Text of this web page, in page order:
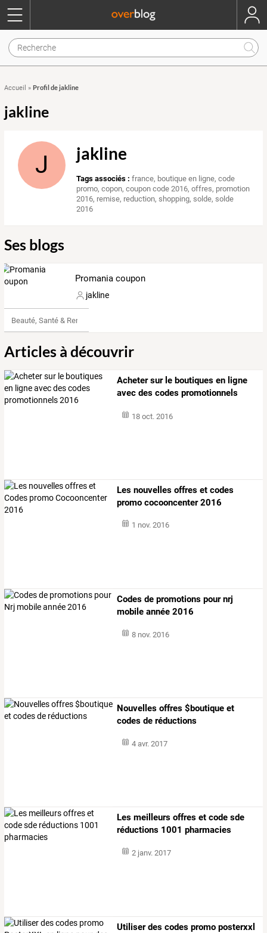
Accueil » Profil de jakline
jakline
J jakline
Tags associés : france, boutique en ligne,code
promo,copon,coupon code 2016,offres, promotion
2016, remise, reduction,shopping,solde,solde
2016
Ses blogs
Promania coupon
jakline
Beauté, Santé & Remise en forme
Articles à découvrir
Acheter sur le boutiques en ligne
avec des codes promotionnels
18 oct. 2016
Les nouvelles offres et codes
promo cocooncenter 2016
1 nov. 2016
Codes de promotions pour nrj
mobile année 2016
8 nov. 2016
Nouvelles offres $boutique et
codes de réductions
4 avr. 2017
Les meilleurs offres et code sde
réductions 1001 pharmacies
2 janv. 2017
Utiliser des codes promo posterxxl